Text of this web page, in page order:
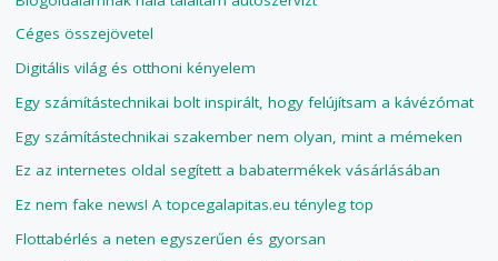
Céges összejövetel
Digitális világ és otthoni kényelem
Egy számítástechnikai bolt inspirált, hogy felújítsam a kávézómat
Egy számítástechnikai szakember nem olyan, mint a mémeken
Ez az internetes oldal segített a babatermékek vásárlásában
Ez nem fake news! A topcegalapitas.eu tényleg top
Flottabérlés a neten egyszerűen és gyorsan